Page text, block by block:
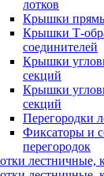
лотков
Крышки
Крышки Т-
соединителей
Крышки
секций
Крышки
секций
Перегородки
Фиксаторы и
перегородок
лестничные,